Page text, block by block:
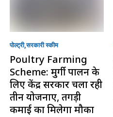
पोल्ट्री सरकारी स्की‍म
Poultry Farming
Scheme: मुर्गी पालन के
लिए केंद्र सरकार चला रही
तीन योजनाएं, तगड़ी
कमाई का मिलेगा मौका